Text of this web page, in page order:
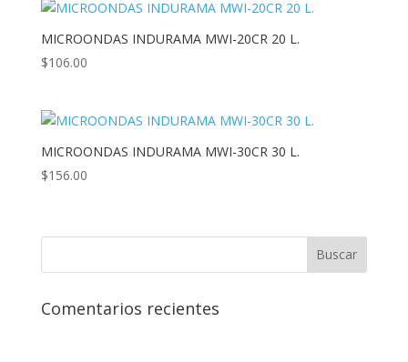
MICROONDAS INDURAMA MWI-20CR 20 L.
$106.00
MICROONDAS INDURAMA MWI-30CR 30 L.
$156.00
Comentarios recientes